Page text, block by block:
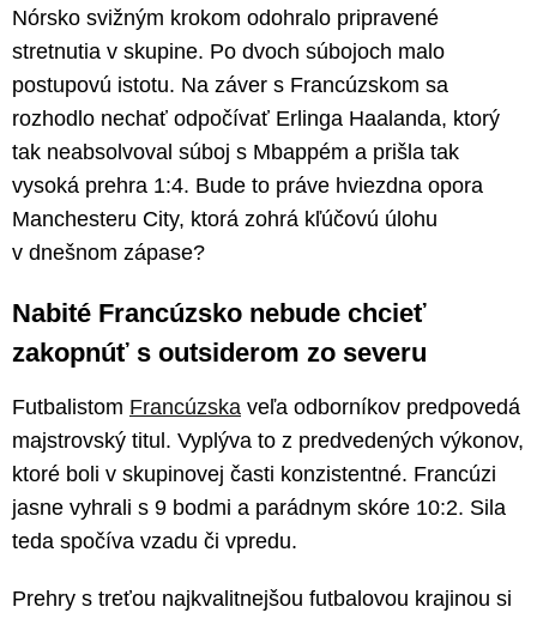
Nórsko svižným krokom odohralo pripravené
stretnutia v skupine. Po dvoch súbojoch malo
postupovú istotu. Na záver s Francúzskom sa
rozhodlo nechať odpočívať Erlinga Haalanda, ktorý
tak neabsolvoval súboj s Mbappém a prišla tak
vysoká prehra 1:4. Bude to práve hviezdna opora
Manchesteru City, ktorá zohrá kľúčovú úlohu
v dnešnom zápase?
Nabité Francúzsko nebude chcieť
zakopnúť s outsiderom zo severu
Futbalistom Francúzska veľa odborníkov predpovedá
majstrovský titul. Vyplýva to z predvedených výkonov,
ktoré boli v skupinovej časti konzistentné. Francúzi
jasne vyhrali s 9 bodmi a parádnym skóre 10:2. Sila
teda spočíva vzadu či vpredu.
Prehry s treťou najkvalitnejšou futbalovou krajinou si